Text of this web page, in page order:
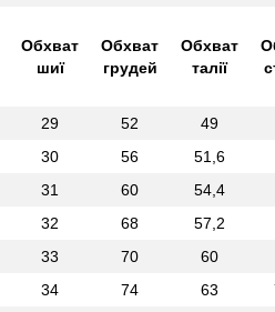
Обхват
шиї
Обхват
грудей
Обхват
талії
29 52
49
30 56
51,6
31 60
54,4
32 68
57,2
33 70
60
34 74 63